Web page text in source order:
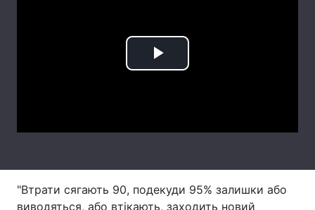
Play
"Втрати сягають 90, подекуди 95% залишки або
виводяться, або втікають, заходить новий